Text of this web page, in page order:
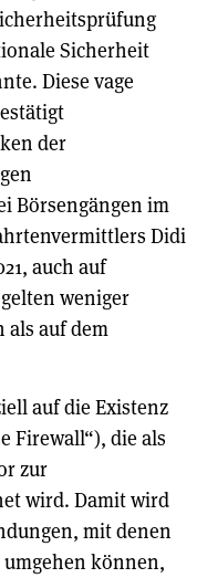
Sicherheit
Diese vage
der
Börsengängen im
Didi
auch auf
weniger
als auf dem
auf die Existenz
Firewall“), die als
zur
wird. Damit wird
mit denen
können,